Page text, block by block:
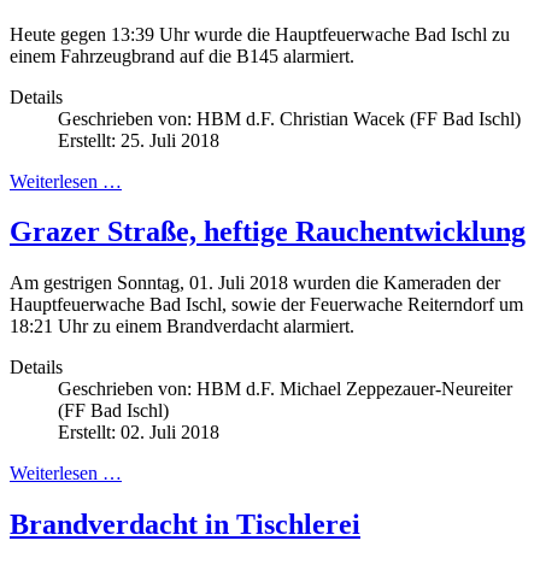
Heute gegen 13:39 Uhr wurde die Hauptfeuerwache Bad Ischl zu
einem Fahrzeugbrand auf die B145 alarmiert.
Details
Geschrieben von: HBM d.F. Christian Wacek (FF Bad Ischl)
Erstellt: 25. Juli 2018
Weiterlesen …
Grazer Straße, heftige Rauchentwicklung
Am gestrigen Sonntag, 01. Juli 2018 wurden die Kameraden der
Hauptfeuerwache Bad Ischl, sowie der Feuerwache Reiterndorf um
18:21 Uhr zu einem Brandverdacht alarmiert.
Details
Geschrieben von: HBM d.F. Michael Zeppezauer-Neureiter
(FF Bad Ischl)
Erstellt: 02. Juli 2018
Weiterlesen …
Brandverdacht in Tischlerei